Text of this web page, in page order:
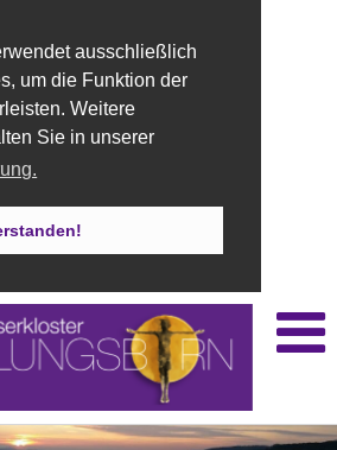
ausschließlich
um die Funktion der
Weitere
Sie in unserer